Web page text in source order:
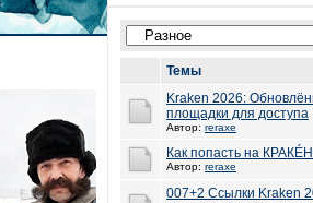
Темы
Kraken 2026:
площадки для доступа
Автор: reraxe
Как попасть на
Автор: reraxe
007+2 Ссылки Kraken